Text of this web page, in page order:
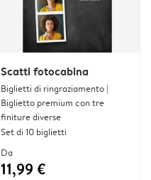
Scatti fotocabina
Biglietti di ringraziamento |
Biglietto premium con tre
finiture diverse
Set di 10 biglietti
Da
11,99 €